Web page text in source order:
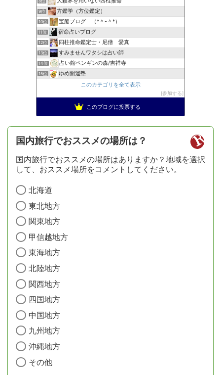
8位
9位 方鑑学（方位鑑定）
10位 宝船ブログ （*＾-＾*）
11位 宿命占いブログ
12位 四柱推命鑑定士・尼僧 愛真
13位 すみませんワタシは占い師
14位 占い館ペンギンの森/吉祥寺
15位
ゆめ開運塾
このカテゴリを全て表示
参加する
このブログに投票する